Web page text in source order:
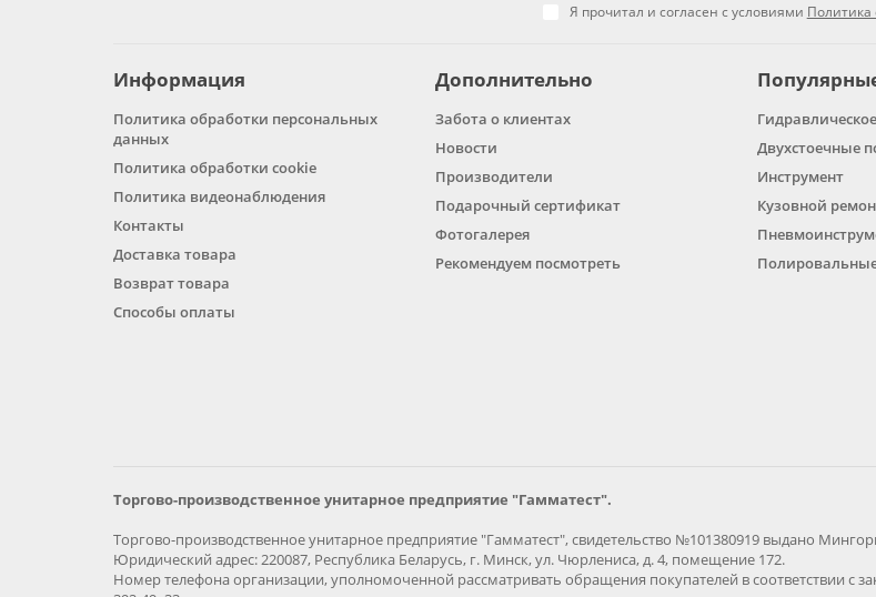
Я прочитал и согласен с условиями Политика
Информация
Политика обработки персональных
данных
Политика обработки cookie
Политика видеонаблюдения
Контакты
Доставка товара
Возврат товара
Способы оплаты
Дополнительно
Забота о клиентах
Новости
Производители
Подарочный сертификат
Фотогалерея
Рекомендуем посмотреть
Двухстоечные
Инструмент
Кузовной
Торгово-производственное унитарное предприятие "Гамматест".
Торгово-производственное унитарное предприятие "Гамматест", свидетельство №101380919 выдано
Юридический адрес: 220087, Республика Беларусь, г. Минск, ул. Чюрлениса, д. 4, помещение 172.
Номер телефона организации, уполномоченной рассматривать обращения покупателей в соответствии с